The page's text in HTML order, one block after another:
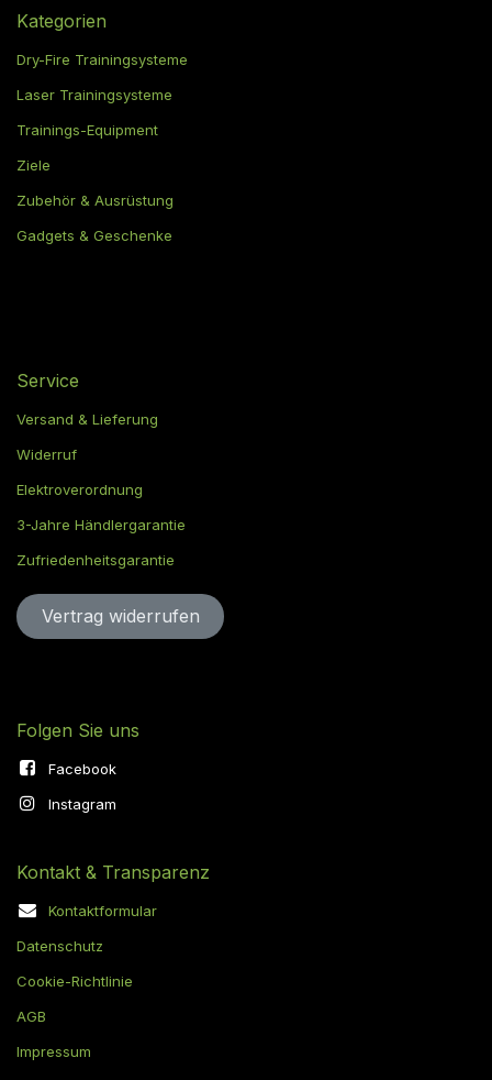
Kategorien
Dry-Fire Trainingsysteme
Laser Trainingsysteme
Trainings-Equipment
Ziele
Zubehör & Ausrüstung
Gadgets & Geschenke
Service
Versand & Lieferung
Widerruf
Elektroverordnung
3-Jahre Händlergarantie
Zufriedenheitsgarantie
Vertrag widerru​​​​​​​​​​fen
Folgen Sie uns
Facebook
Instagram
Kontakt & Transparenz
Kontaktformular
Datenschutz
Cookie-Richtlinie
AGB
Impressum